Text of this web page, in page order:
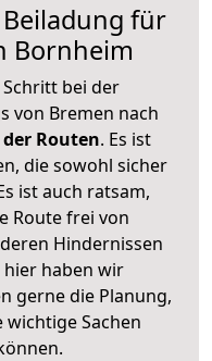
für
Bornheim
bei der
von Bremen nach
Routen. Es ist
die sowohl sicher
ist auch ratsam,
Route frei von
Hindernissen
hier haben wir
gerne die Planung,
wichtige Sachen